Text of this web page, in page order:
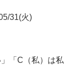
31(火)
「C（私）は私